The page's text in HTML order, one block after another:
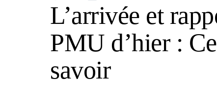
L’arrivée et
PMU d’hier :
savoir